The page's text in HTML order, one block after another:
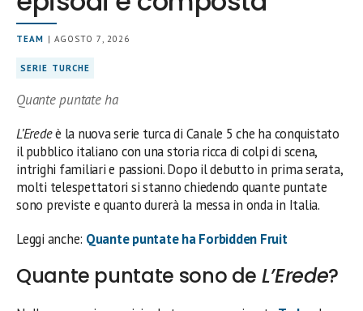
TEAM | AGOSTO 7, 2026
SERIE TURCHE
Quante puntate ha
L’Eredeè la nuova serie turca di Canale 5 che ha conquistato
il pubblico italiano con una storia ricca di colpi di scena,
intrighi familiari e passioni. Dopo il debutto in prima serata,
molti telespettatori si stanno chiedendo quante puntate
sono previste e quanto durerà la messa in onda in Italia.
Leggi anche: Quante puntate ha Forbidden Fruit
Quante puntate sono de L’Erede?